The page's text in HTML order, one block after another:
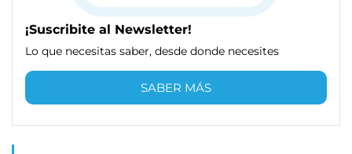
¡Suscribite al Newsletter!
Lo que necesitas saber, desde donde necesites
SABER MÁS